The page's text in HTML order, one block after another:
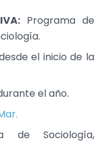
Programa de
el inicio de la
el año.
de Sociología,